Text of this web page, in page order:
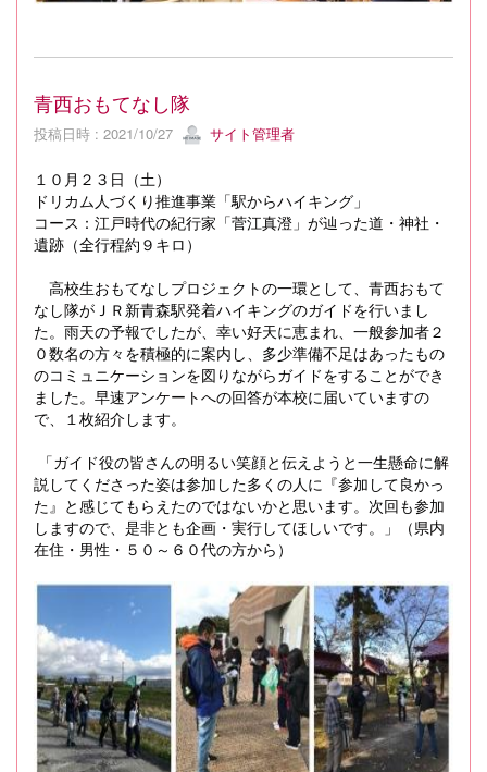
青西おもてなし隊
投稿日時 : 2021/10/27 サイト管理者
１０月２３日（土）
ドリカム人づくり推進事業「駅からハイキング」
コース：江戸時代の紀行家「菅江真澄」が辿った道・神社・
遺跡（全行程約９キロ）
高校生おもてなしプロジェクトの一環として、青西おもて
なし隊がＪＲ新青森駅発着ハイキングのガイドを行いまし
た。雨天の予報でしたが、幸い好天に恵まれ、一般参加者２
０数名の方々を積極的に案内し、多少準備不足はあったもの
のコミュニケーションを図りながらガイドをすることができ
ました。早速アンケートへの回答が本校に届いていますの
で、１枚紹介します。
「ガイド役の皆さんの明るい笑顔と伝えようと一生懸命に解
説してくださった姿は参加した多くの人に『参加して良かっ
た』と感じてもらえたのではないかと思います。次回も参加
しますので、是非とも企画・実行してほしいです。」（県内
在住・男性・５０～６０代の方から）